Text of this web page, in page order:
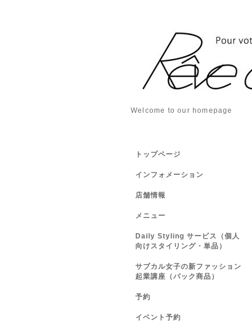
Welcome to our homepage
トップページ
インフォメーション
店舗情報
メニュー
Daily Styling サービス（個人
向けスタイリング・単品）
サブカル女子の新ファッション
起業講座（パック商品）
予約
イベント予約